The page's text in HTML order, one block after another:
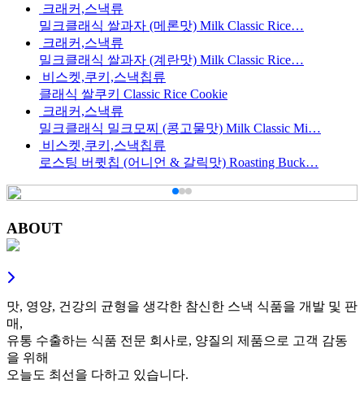
크래커,스낵류
밀크클래식 쌀과자 (메론맛) Milk Classic Rice…
크래커,스낵류
밀크클래식 쌀과자 (계란맛) Milk Classic Rice…
비스켓,쿠키,스낵칩류
클래식 쌀쿠키 Classic Rice Cookie
크래커,스낵류
밀크클래식 밀크모찌 (콩고물맛) Milk Classic Mi…
비스켓,쿠키,스낵칩류
로스팅 버큇칩 (어니언 & 갈릭맛) Roasting Buck…
ABOUT
맛, 영양, 건강의 균형을 생각한 참신한 스낵 식품을 개발 및 판
매,
유통 수출하는 식품 전문 회사로, 양질의 제품으로 고객 감동
을 위해
오늘도 최선을 다하고 있습니다.